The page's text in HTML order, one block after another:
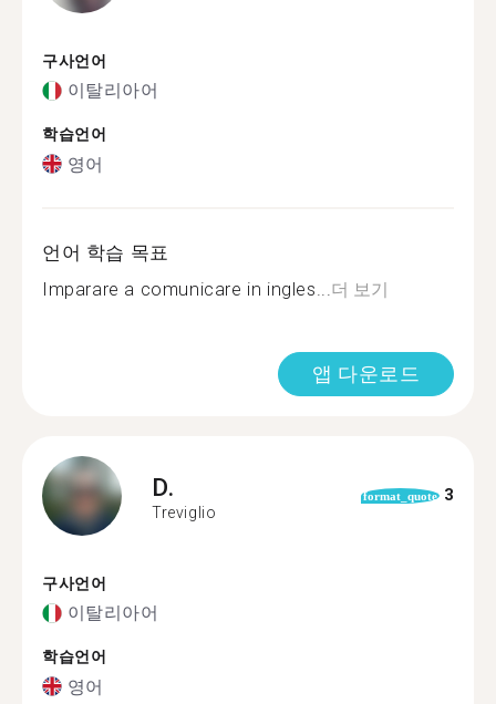
구사언어
이탈리아어
학습언어
영어
언어 학습 목표
Imparare a comunicare in ingles... 더 보기
앱 다운로드
D.
Treviglio
format_quote 3
구사언어
이탈리아어
학습언어
영어